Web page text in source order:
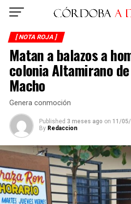
[ NOTA ROJA ]
Matan a balazos a
colonia Altamirano
Macho
Genera conmoción
Published 3 meses ago on 11/
By Redaccion